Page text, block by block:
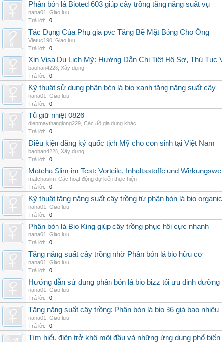
Phân bón lá Bioted 603 giúp cây trồng tăng năng suất vụ
nana01
Giao lưu
Trả lời:
0
Tác Dụng Của Phụ gia pvc Tăng Bề Mặt Bóng Cho Ống
Vietuc190 Giao lưu
Trả lời:
0
Xin Visa Du Lịch Mỹ: Hướng Dẫn Chi Tiết Hồ Sơ, Thủ Tục
baohan4228 Xây dựng
Trả lời:
0
Kỹ thuật sử dụng phân bón lá bio xanh tăng năng suất cây
nana01
Giao lưu
Trả lời:
0
Tủ giữ nhiệt 0826
dienmaythanglong229 Các đồ gia dụng khác
Trả lời:
0
Điều kiện đăng ký quốc tịch Mỹ cho con sinh tại Việt Nam
baohan4228 Xây dựng
Trả lời:
0
Matcha Slim im Test: Vorteile, Inhaltsstoffe und
matchaslim Các hoạt động dự kiến thực hiện
Trả lời:
0
Kỹ thuật tăng năng suất cây trồng từ phân bón lá bio organic
nana01
Giao lưu
Trả lời:
0
Phân bón lá Bio King giúp cây trồng phục hồi cực nhanh
nana01
Giao lưu
Trả lời:
0
Tăng năng suất cây trồng nhờ Phân bón lá bio hữu cơ
nana01
Giao lưu
Trả lời:
0
Hướng dẫn sử dụng phân bón lá bio bizz tối ưu dinh dưỡng
nana01
Giao lưu
Trả lời:
0
Tăng năng suất cây trồng: Phân bón lá bio 36 giá bao nhiêu
nana01
Giao lưu
Trả lời:
0
Tìm hiểu điện trở khô một đầu và những ứng dụng phổ